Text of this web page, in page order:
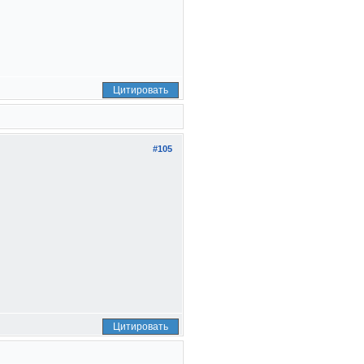
Цитировать
#105
Цитировать